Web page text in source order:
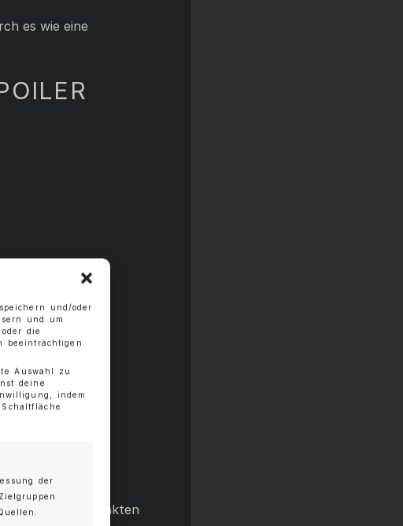
und/oder
und um
die
beeinträchtigen.
Auswahl zu
deine
indem
der
es wie eine
DNA mit
Befestigungspunkten